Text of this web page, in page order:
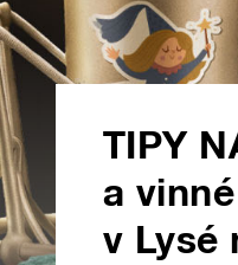
TIPY
a
v Lysé